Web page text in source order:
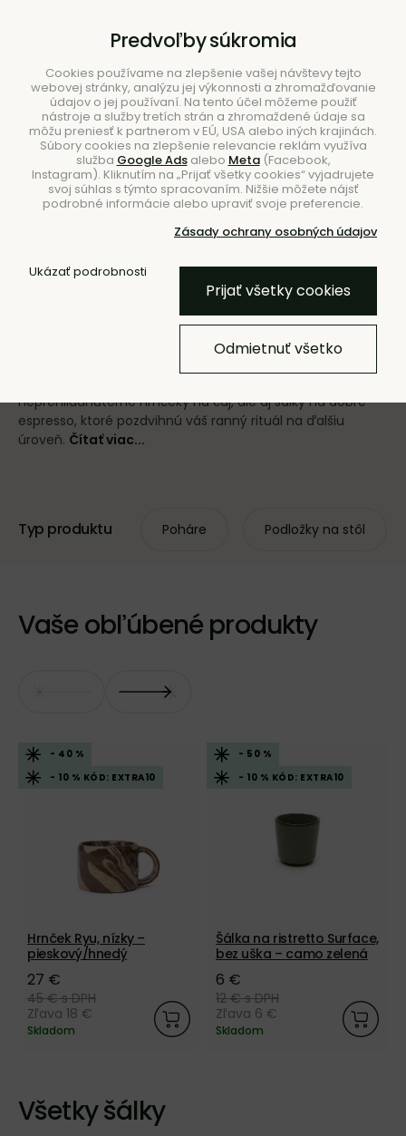
Hľadať
Úvod Stolovanie
Šálky a podšálky
neprehliadnuteľné hrnčeky na čaj, ale aj šálky na dobré
espresso, ktoré pozdvihnú váš ranný rituál na ďalšiu
úroveň. Čítať viac...
Typ produktu Poháre Podložky na stôl
Vaše obľúbené produkty
- 40 %
- 10 % KÓD: EXTRA10
Hrnček Ryu, nízky –
pieskový/hnedý
27 €
45 €s DPH
Zľava 18 €
Skladom
- 50 %
- 10 % KÓD: EXTRA10
Šálka na ristretto Surface,
bez uška – camo zelená
6 €
12 €s DPH
Zľava 6 €
Skladom
Všetky šálky
Predvoľby súkromia
Cookies používame na zlepšenie vašej návštevy tejto
webovej stránky, analýzu jej výkonnosti a zhromažďovanie
údajov o jej používaní. Na tento účel môžeme použiť
nástroje a služby tretích strán a zhromaždené údaje sa
môžu preniesť k partnerom v EÚ, USA alebo iných krajinách.
Súbory cookies na zlepšenie relevancie reklám využíva
služba Google Adsalebo Meta(Facebook,
Instagram). Kliknutím na „Prijať všetky cookies“ vyjadrujete
svoj súhlas s týmto spracovaním. Nižšie môžete nájsť
podrobné informácie alebo upraviť svoje preferencie.
Zásady ochrany osobných údajov
Ukázať podrobnosti
Prijať všetky cookies
Odmietnuť všetko